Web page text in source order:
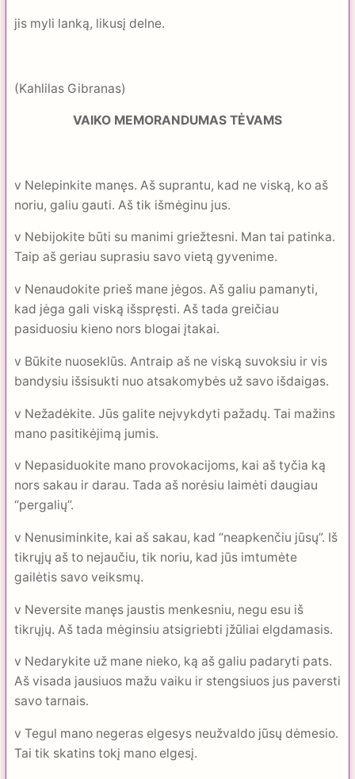
jis myli lanką, likusį delne.
(Kahlilas Gibranas)
VAIKO MEMORANDUMAS TĖVAMS
v Nelepinkite manęs. Aš suprantu, kad ne viską, ko aš
noriu, galiu gauti. Aš tik išmėginu jus.
v Nebijokite būti su manimi griežtesni. Man tai patinka.
Taip aš geriau suprasiu savo vietą gyvenime.
v Nenaudokite prieš mane jėgos. Aš galiu pamanyti,
kad jėga gali viską išspręsti. Aš tada greičiau
pasiduosiu kieno nors blogai įtakai.
v Būkite nuoseklūs. Antraip aš ne viską suvoksiu ir vis
bandysiu išsisukti nuo atsakomybės už savo išdaigas.
v Nežadėkite. Jūs galite neįvykdyti pažadų. Tai mažins
mano pasitikėjimą jumis.
v Nepasiduokite mano provokacijoms, kai aš tyčia ką
nors sakau ir darau. Tada aš norėsiu laimėti daugiau
“pergalių”.
v Nenusiminkite, kai aš sakau, kad “neapkenčiu jūsų”. Iš
tikrųjų aš to nejaučiu, tik noriu, kad jūs imtumėte
gailėtis savo veiksmų.
v Neversite manęs jaustis menkesniu, negu esu iš
tikrųjų. Aš tada mėginsiu atsigriebti įžūliai elgdamasis.
v Nedarykite už mane nieko, ką aš galiu padaryti pats.
Aš visada jausiuos mažu vaiku ir stengsiuos jus paversti
savo tarnais.
v Tegul mano negeras elgesys neužvaldo jūsų dėmesio.
Tai tik skatins tokį mano elgesį.